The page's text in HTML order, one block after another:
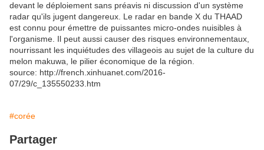
devant le déploiement sans préavis ni discussion d'un système
radar qu'ils jugent dangereux. Le radar en bande X du THAAD
est connu pour émettre de puissantes micro-ondes nuisibles à
l'organisme. Il peut aussi causer des risques environnementaux,
nourrissant les inquiétudes des villageois au sujet de la culture du
melon makuwa, le pilier économique de la région.
source: http://french.xinhuanet.com/2016-
07/29/c_135550233.htm
#corée
Partager